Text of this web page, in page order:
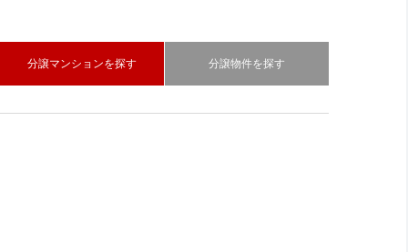
分譲マンションを探す 分譲物件を探す